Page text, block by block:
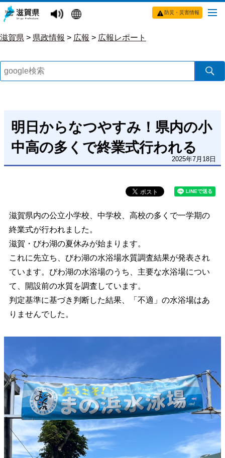
防災・災害情報
滋賀県 > 県政情報 > 広報 > 広報レポート
明日からなつやすみ！県内の小
中高の多くで終業式行われる
2025年7月18日
滋賀県内の公立小学校、中学校、高校の多くで一学期の
終業式が行われました。
滋賀・びわ湖の夏休みが始まります。
これに先立ち、びわ湖の水浴場水質調査結果が発表され
ています。びわ湖の水浴場のうち、主要な水浴場につい
て、開設前の水質を調査しています。
判定基準に基づき判断した結果、「不適」の水浴場はあ
りませんでした。